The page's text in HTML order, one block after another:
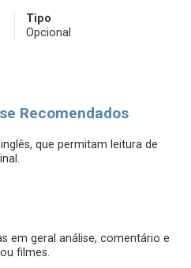
Tipo
Opcional
Recomendados
que permitam leitura de
em geral análise, comentário e
filmes.